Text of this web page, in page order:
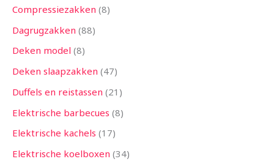
Compressiezakken 8
Dagrugzakken 88
Deken model 8
Deken slaapzakken 47
Duffels en reistassen 21
Elektrische barbecues 8
Elektrische kachels 17
Elektrische koelboxen 34